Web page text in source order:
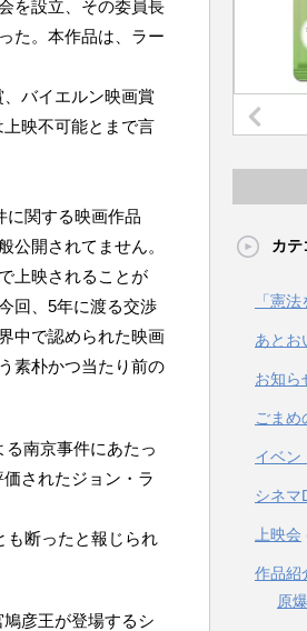
を設立、その委員長
た。本作品は、ラー
バイエルン映画賞
映不可能とまで言
に関する映画作品
開されてません。
上映されることが
回、5年に渡る交渉
中で認められた映画
素朴かつ当たり前の
南京事件にあたっ
されたジョン・ラ
も断ったと報じられ
彦王が登場するシ
カテ
「憲
あとお
お知ら
ごまめ
イベン
シネマ
上映会
作品紹
原